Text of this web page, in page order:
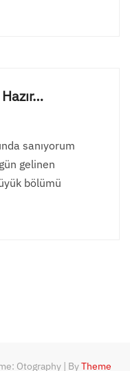
sanıyorum
gelinen
bölümü
Otography | ByTheme